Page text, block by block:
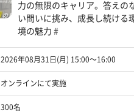
力の無限のキャリア。答えの
い問いに挑み、成長し続ける
境の魅力 #
2026年08月31日(月) 15:00〜16:00
オンラインにて実施
300名